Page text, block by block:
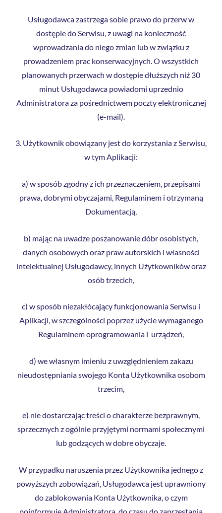
Usługodawca zastrzega sobie prawo do przerw w
dostępie do Serwisu, z uwagi na konieczność
wprowadzania do niego zmian lub w związku z
prowadzeniem prac konserwacyjnych. O wszystkich
planowanych przerwach w dostępie dłuższych niż 30
minut Usługodawca powiadomi uprzednio
Administratora za pośrednictwem poczty elektronicznej
(e-mail).
3. Użytkownik obowiązany jest do korzystania z Serwisu,
w tym Aplikacji:
a) w sposób zgodny z ich przeznaczeniem, przepisami
prawa, dobrymi obyczajami, Regulaminem i otrzymaną
Dokumentacją,
b) mając na uwadze poszanowanie dóbr osobistych,
danych osobowych oraz praw autorskich i własności
intelektualnej Usługodawcy, innych Użytkowników oraz
osób trzecich,
c) w sposób niezakłócający funkcjonowania Serwisu i
Aplikacji, w szczególności poprzez użycie wymaganego
Regulaminem oprogramowania i urządzeń,
d) we własnym imieniu z uwzględnieniem zakazu
nieudostępniania swojego Konta Użytkownika osobom
trzecim,
e) nie dostarczając treści o charakterze bezprawnym,
sprzecznych z ogólnie przyjętymi normami społecznymi
lub godzących w dobre obyczaje.
W przypadku naruszenia przez Użytkownika jednego z
powyższych zobowiązań, Usługodawca jest uprawniony
do zablokowania Konta Użytkownika, o czym